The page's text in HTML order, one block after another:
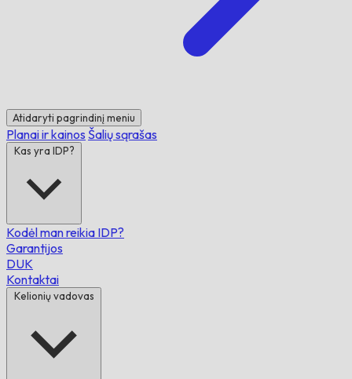
Atidaryti pagrindinį meniu
Planai ir kainos Šalių sąrašas
Kas yra IDP?
Kodėl man reikia IDP?
Garantijos
DUK
Kontaktai
Kelionių vadovas